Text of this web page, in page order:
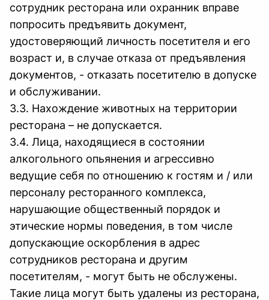
сотрудник ресторана или охранник вправе
попросить предъявить документ,
удостоверяющий личность посетителя и его
возраст и, в случае отказа от предъявления
документов, - отказать посетителю в допуске
и обслуживании.
3.3. Нахождение животных на территории
ресторана – не допускается.
3.4. Лица, находящиеся в состоянии
алкогольного опьянения и агрессивно
ведущие себя по отношению к гостям и / или
персоналу ресторанного комплекса,
нарушающие общественный порядок и
этические нормы поведения, в том числе
допускающие оскорбления в адрес
сотрудников ресторана и другим
посетителям, - могут быть не обслужены.
Такие лица могут быть удалены из ресторана,